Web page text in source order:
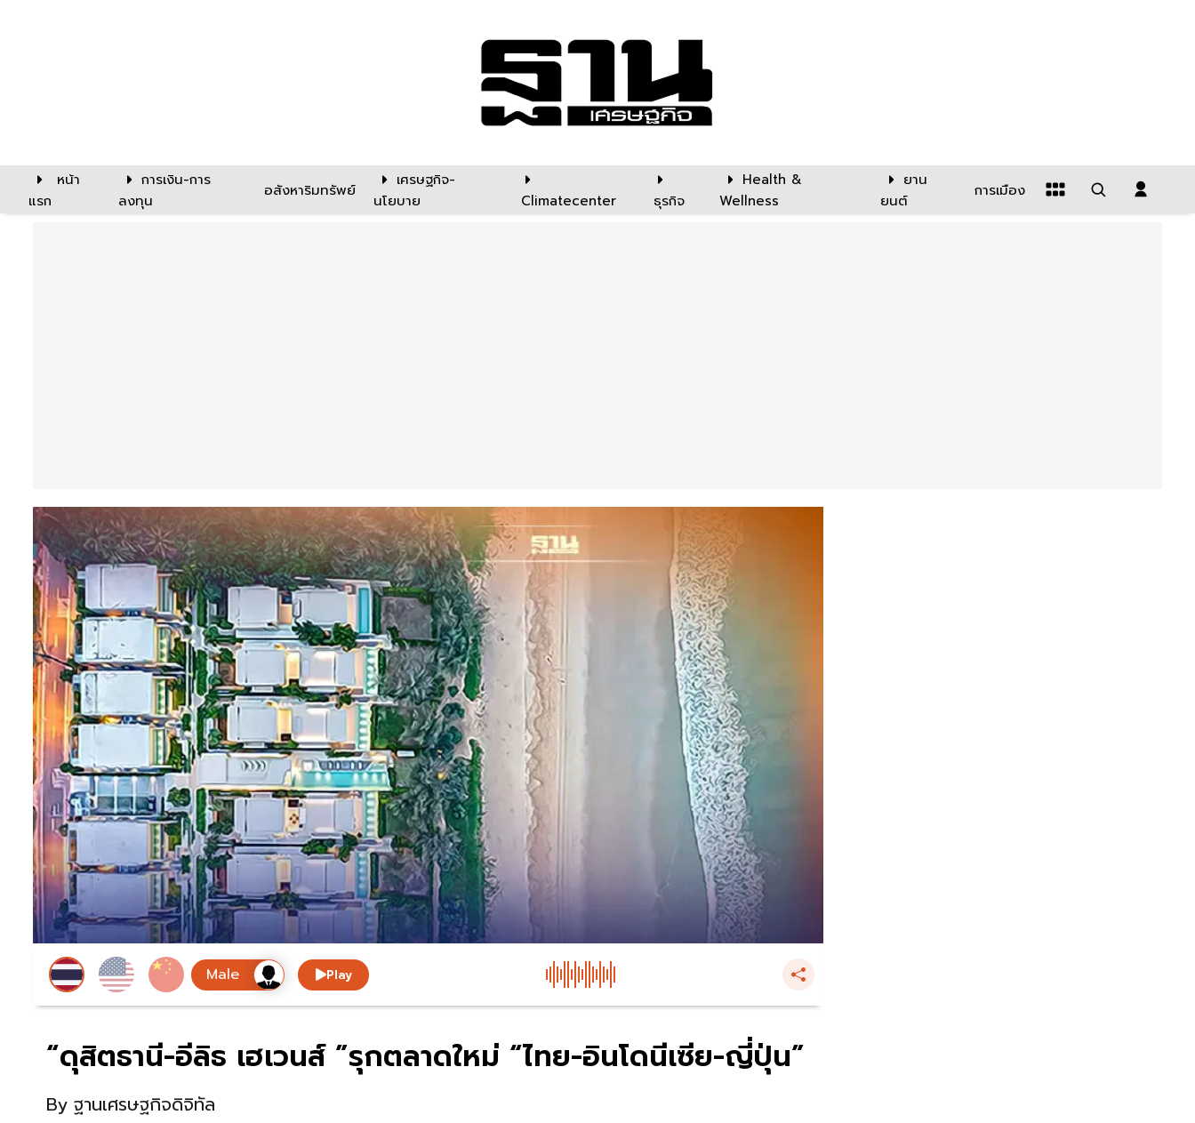
หน้า
แรก
การเงิน-การ
ลงทุน
อสังหาริมทรัพย์
เศรษฐกิจ-
นโยบาย
Climatecenter ธุรกิจ
Health &
Wellness
ยาน
ยนต์
การเมือง
Play
“ดุสิตธานี-อีลิธ เฮเวนส์ ”รุกตลาดใหม่ “ไทย-อินโดนีเซีย-ญี่ปุ่น”
By ฐานเศรษฐกิจดิจิทัล